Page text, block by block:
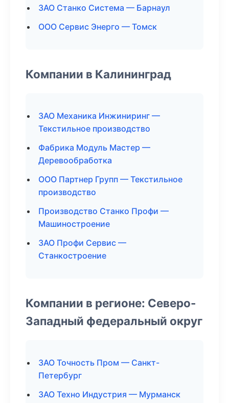
ЗАО Станко Система — Барнаул
ООО Сервис Энерго — Томск
Компании в Калининград
ЗАО Механика Инжиниринг —
Текстильное производство
Фабрика Модуль Мастер —
Деревообработка
ООО Партнер Групп — Текстильное
производство
Производство Станко Профи —
Машиностроение
ЗАО Профи Сервис —
Станкостроение
Компании в регионе: Северо-
Западный федеральный округ
ЗАО Точность Пром — Санкт-
Петербург
ЗАО Техно Индустрия — Мурманск